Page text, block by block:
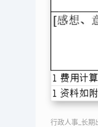
行政人事_长